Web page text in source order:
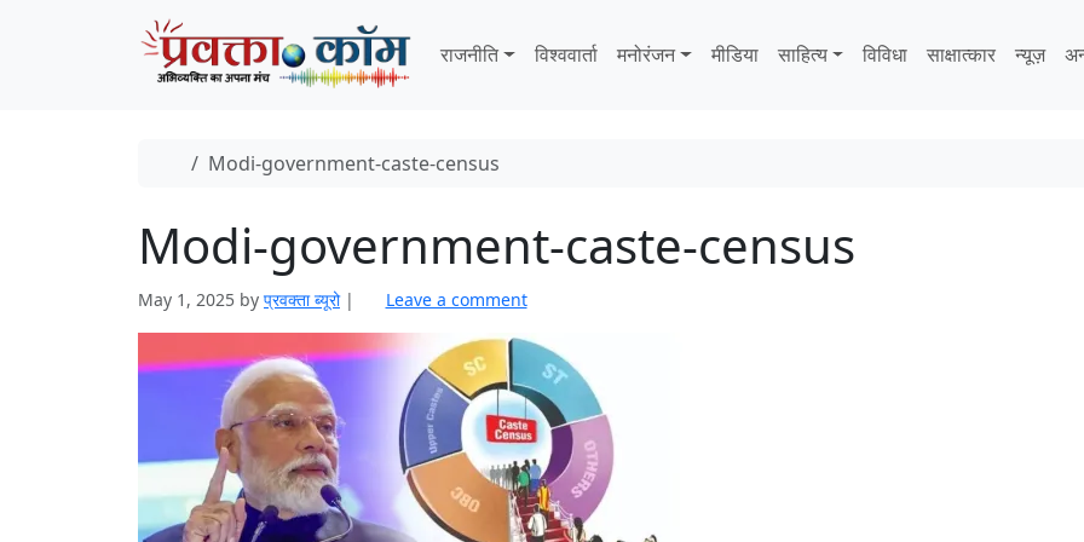
राजनीति
विश्ववार्ता मनोरंजन मीडिया साहित्‍य विविधा साक्षात्‍कार न्यूज़
Home
Modi-government-caste-census
Modi-government-caste-census
May 1, 2025 by प्रवक्‍ता ब्यूरो | Leave a comment